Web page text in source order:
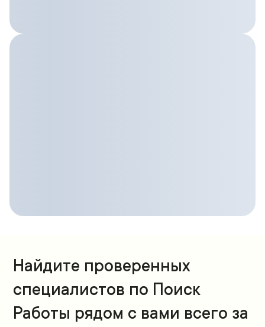
Найдите проверенных
специалистов по Поиск
Работы рядом с вами всего за